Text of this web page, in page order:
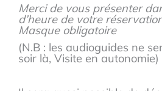
Merci de vous présenter
d’heure de votre
Masque obligatoire
(N.B : les audioguides ne
soir là, Visite en autonomie)